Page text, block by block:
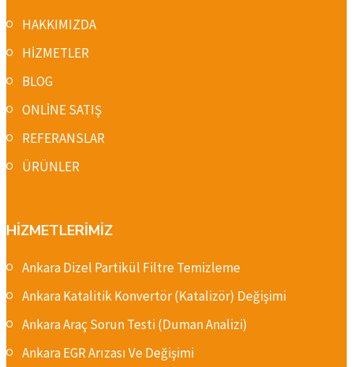
HAKKIMIZDA
HİZMETLER
BLOG
ONLİNE SATIŞ
REFERANSLAR
ÜRÜNLER
HİZMETLERİMİZ
Ankara Dizel Partikül Filtre Temizleme
Ankara Katalitik Konvertör (Katalizör) Değişimi
Ankara Araç Sorun Testi (Duman Analizi)
Ankara EGR Arızası Ve Değişimi